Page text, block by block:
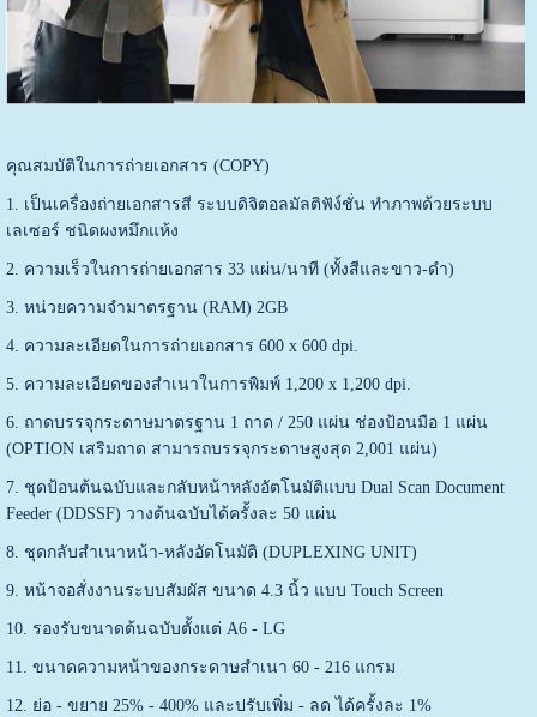
คุณสมบัติในการถ่ายเอกสาร (COPY)
1. เป็นเครื่องถ่ายเอกสารสี ระบบดิจิตอลมัลติฟัง์ชั่น ทำภาพด้วยระบบ
เลเซอร์ ชนิดผงหมึกแห้ง
2. ความเร็วในการถ่ายเอกสาร 33 แผ่น/นาที (ทั้งสีและขาว-ดำ)
3. หน่วยความจำมาตรฐาน (RAM) 2GB
4. ความละเอียดในการถ่ายเอกสาร 600 x 600 dpi.
5. ความละเอียดของสำเนาในการพิมพ์ 1,200 x 1,200 dpi.
6. ถาดบรรจุกระดาษมาตรฐาน 1 ถาด / 250 แผ่น ช่องป้อนมือ 1 แผ่น
(OPTION เสริมถาด สามารถบรรจุกระดาษสูงสุด 2,001 แผ่น)
7. ชุดป้อนต้นฉบับและกลับหน้าหลังอัตโนมัติแบบ Dual Scan Document
Feeder (DDSSF) วางต้นฉบับได้ครั้งละ 50 แผ่น
8. ชุดกลับสำเนาหน้า-หลังอัตโนมัติ (DUPLEXING UNIT)
9. หน้าจอสั่งงานระบบสัมผัส ขนาด 4.3 นิ้ว แบบ Touch Screen
10. รองรับขนาดต้นฉบับตั้งแต่ A6 - LG
11. ขนาดความหน้าของกระดาษสำเนา 60 - 216 แกรม
12. ย่อ - ขยาย 25% - 400% และปรับเพิ่ม - ลด ได้ครั้งละ 1%